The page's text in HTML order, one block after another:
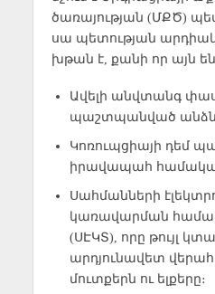
ծառայության (ՄՔԾ)
սա պետության
խթան է, քանի որ այն
Ավելի անվտանգ
պաշտպանված
Կոռուպցիայի դեմ
իրավապահ
Սահմանների
կառավարման
(ՍԷԿՏ), որը թույլ
արդյունավետ
մուտքերն ու ելքերը։